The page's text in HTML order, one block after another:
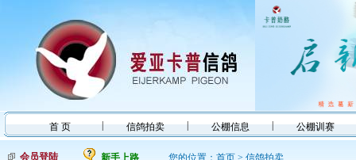
首 页 信鸽拍卖 公棚信息 公棚训赛
会员登陆
新手上路
您的位置： 首页 > 信鸽拍卖